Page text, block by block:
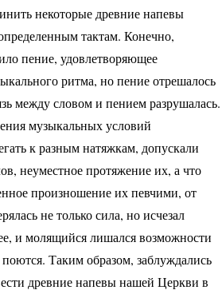
некоторые древние напевы
тактам. Конечно,
пение, удовлетворяющее
ритма, но пение отрешалось
между словом и пением разрушалась.
музыкальных условий
к разным натяжкам, допускали
неуместное протяжение их, а что
произношение их певчими, от
не только сила, но исчезал
и молящийся лишался возможности
Таким образом, заблуждались
древние напевы нашей Церкви в